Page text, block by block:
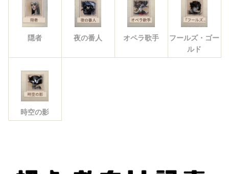
隠者 夜の番人 オペラ歌手
フールズ・ゴー
ルド
時空の影